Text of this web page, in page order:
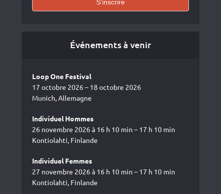
Événements à venir
Loop One Festival
17 octobre 2026 – 18 octobre 2026
Munich, Allemagne
Individuel Hommes
26 novembre 2026 à 16 h 10 min – 17 h 10 min
Kontiolahti, Finlande
Individuel Femmes
27 novembre 2026 à 16 h 10 min – 17 h 10 min
Kontiolahti, Finlande